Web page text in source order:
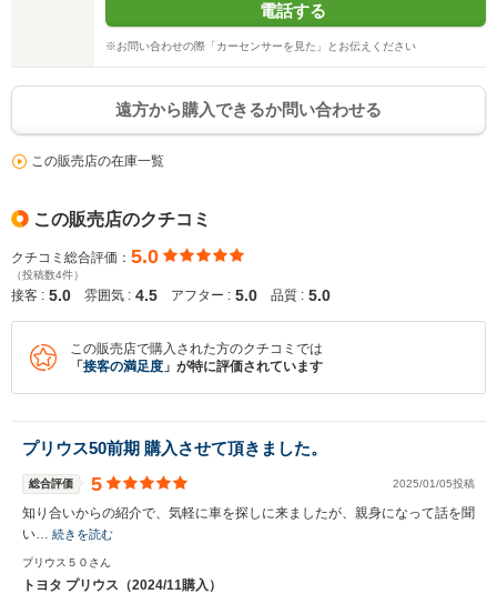
電話する
※お問い合わせの際「カーセンサーを見た」とお伝えください
遠方から購入できるか問い合わせる
この販売店の在庫一覧
この販売店のクチコミ
クチコミ総合評価： 5.0
（投稿数4件）
接客 : 5.0 雰囲気 : 4.5 アフター : 5.0 品質 : 5.0
この販売店で購入された方のクチコミでは
「 接客の満足度 」が特に評価されています
プリウス50前期 購入させて頂きました。
総合評価 5 2025/01/05投稿
知り合いからの紹介で、気軽に車を探しに来ましたが、親身になって話を聞
い… 続きを読む
プリウス５０さん
トヨタ プリウス（2024/11購入）
※次回問い合わせをする際に自動入力されます
※保存された情報は 90 日で破棄されます
いいえ はい